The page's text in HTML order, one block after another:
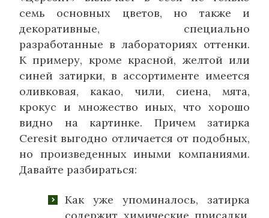
семь основных цветов, но также и
декоративные, специально
разработанные в лабораториях оттенки.
К примеру, кроме красной, желтой или
синей затирки, в ассортименте имеется
оливковая, какао, чили, сиена, мята,
крокус и множество иных, что хорошо
видно на картинке. Причем затирка
Сeresit выгодно отличается от подобных,
но произведенных иными компаниями.
Давайте разбираться:
Как уже упоминалось, затирка